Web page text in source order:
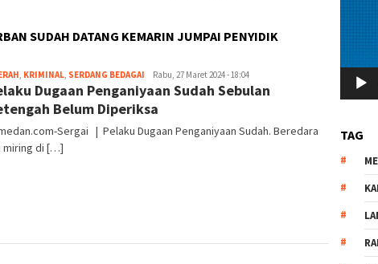
SUDAH DATANG KEMARIN JUMPAI PENYIDIK
, KRIMINAL, SERDANG BEDAGAI redaksi
Rabu, 27 Maret 2024 - 18:04
Dugaan Penganiyaan Sudah Sebulan
Belum Diperiksa
Sergai | Pelaku Dugaan Penganiyaan Sudah. Beredara
miring di […]
TAG